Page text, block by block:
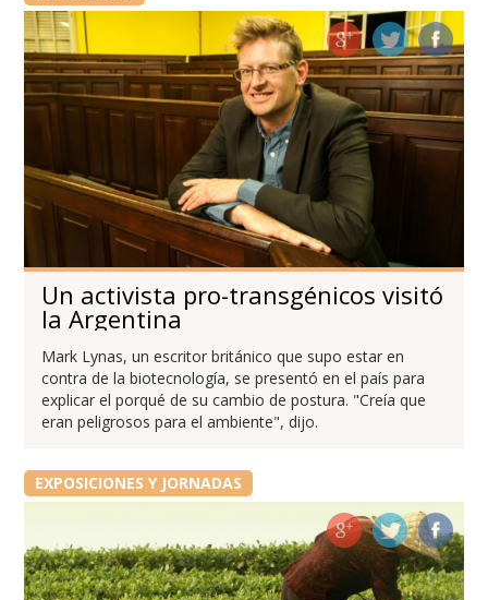
Un activista pro-transgénicos visitó
la Argentina
Mark Lynas, un escritor británico que supo estar en
contra de la biotecnología, se presentó en el país para
explicar el porqué de su cambio de postura. "Creía que
eran peligrosos para el ambiente", dijo.
EXPOSICIONES Y JORNADAS